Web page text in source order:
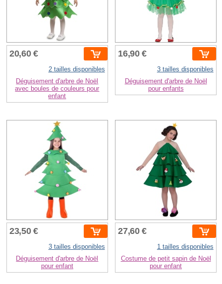
20,60 €
2 tailles disponibles
Déguisement d'arbre de Noël
avec boules de couleurs pour
enfant
16,90 €
3 tailles disponibles
Déguisement d'arbre de Noël
pour enfants
23,50 €
3 tailles disponibles
Déguisement d'arbre de Noël
pour enfant
27,60 €
1 tailles disponibles
Costume de petit sapin de Noël
pour enfant